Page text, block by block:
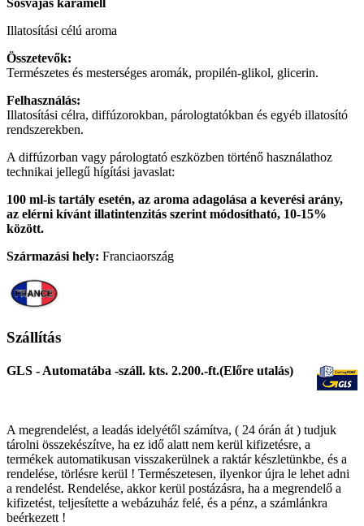
Sósvajas karamell
Illatosítási célú aroma
Összetevők:
Természetes és mesterséges aromák, propilén-glikol, glicerin.
Felhasználás:
Illatosítási célra, diffúzorokban, párologtatókban és egyéb illatosító
rendszerekben.
A diffúzorban vagy párologtató eszközben történő használathoz
technikai jellegű hígítási javaslat:
100 ml-is tartály esetén, az aroma adagolása a keverési arány,
az elérni kívánt illatintenzitás szerint módosítható, 10-15%
között.
Származási hely: Franciaország
Szállítás
GLS - Automatába -száll. kts. 2.200.-ft.(Előre utalás)
A megrendelést, a leadás idelyétől számítva, ( 24 órán át ) tudjuk
tárolni összekészítve, ha ez idő alatt nem kerül kifizetésre, a
termékek automatikusan visszakerülnek a raktár készletünkbe, és a
rendelése, törlésre kerül ! Természetesen, ilyenkor újra le lehet adni
a rendelést. Rendelése, akkor kerül postázásra, ha a megrendelő a
kifizetést, teljesítette a webázuház felé, és a pénz, a számlánkra
beérkezett !